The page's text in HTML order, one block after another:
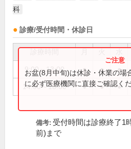
科
診療/受付時間・休診日
9:00～13:00 ● ● ●
14:00～18:00 ● ● ●
お盆(8月中旬)は休診・休業の場
に必ず医療機関に直接ご確認くだ
備考: 受付時間は診療終了1
前)まで